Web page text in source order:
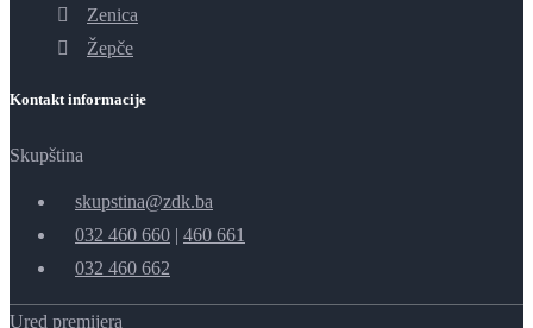
Zenica
Žepče
Kontakt informacije
Skupština
skupstina@zdk.ba
032 460 660 | 460 661
032 460 662
Ured premijera